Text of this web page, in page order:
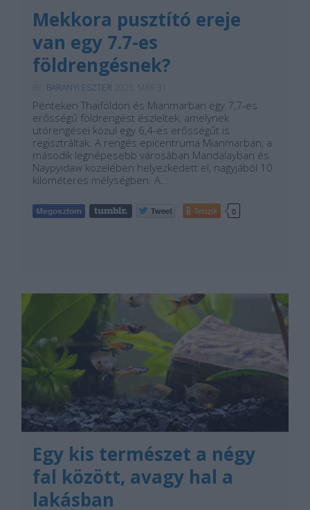
Mekkora pusztító ereje
van egy 7.7-es
földrengésnek?
BARANYI ESZTER
Pénteken Thaiföldön és Mianmarban egy 7,7-es
erősségű földrengést észleltek, amelynek
utórengései közül egy 6,4-es erősségűt is
regisztráltak. A rengés epicentruma Mianmarban, a
második legnépesebb városában Mandalayban és
Naypyidaw közelében helyezkedett el, nagyjából 10
kilométeres mélységben. A…
Tetszik 0
Egy kis természet a négy
fal között, avagy hal a
lakásban